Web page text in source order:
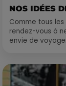
NOS IDÉES
Comme tous
rendez-vous à
envie de